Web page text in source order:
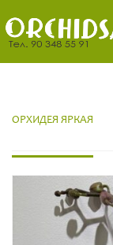
ОРХИДЕЯ ЯРКАЯ